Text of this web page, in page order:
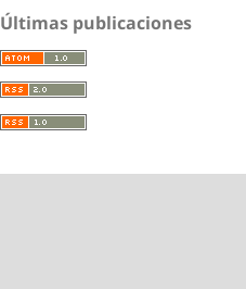
Últimas publicaciones